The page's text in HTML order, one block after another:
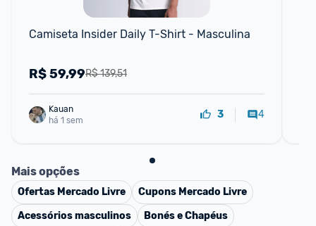
Camiseta Insider Daily T-Shirt - Masculina
R$ 139,51
R$59,99
Kauan
há 1 sem
3 4
Mais opções
Ofertas Mercado Livre Cupons Mercado Livre
Acessórios masculinos
Bonés e Chapéus